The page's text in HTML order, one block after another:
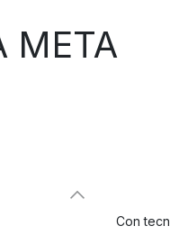
Con